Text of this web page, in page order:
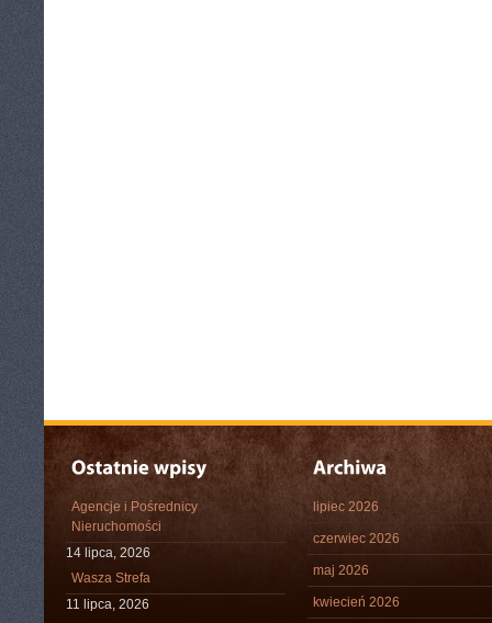
Agencje i Pośrednicy
Nieruchomości
14 lipca, 2026
Wasza Strefa
11 lipca, 2026
lipiec 2026
czerwiec 2026
maj 2026
kwiecień 2026